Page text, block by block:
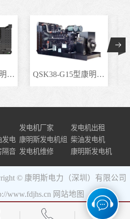
KTA50-GS8型康明斯柴.. QSK38-G15型康明斯柴..
发电机厂家
发电机出租
发电 康明斯发电机组 柴油发电机
隔音 发电机维修 康明斯发电机
© 康明斯电力（深圳）有限公司
www.fdjhs.cn 网站地图